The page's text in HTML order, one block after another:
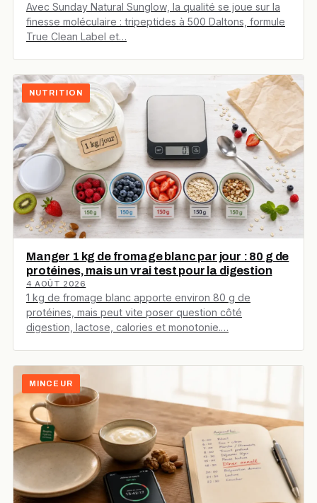
Avec Sunday Natural Sunglow, la qualité se joue sur la
finesse moléculaire : tripeptides à 500 Daltons, formule
True Clean Label et…
NUTRITION
Manger 1 kg de fromage blanc par jour : 80 g de
protéines, mais un vrai test pour la digestion
4 AOÛT 2026
1 kg de fromage blanc apporte environ 80 g de
protéines, mais peut vite poser question côté
digestion, lactose, calories et monotonie.…
MINCEUR